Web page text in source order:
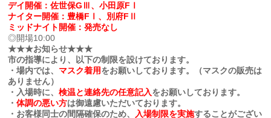
デイ開催：佐世保GⅢ、小田原FⅠ
ナイター開催：豊橋FⅠ、別府FⅡ
ミッドナイト開催：発売なし
◎開場10:00
★★★お知らせ★★★
市の指導により、以下の制限を設けております。
・場内では、 マスク着用をお願いしております。（マスクの販売は
ありません）
・入場時に、検温と連絡先の任意記入をお願いしております。
・体調の悪い方は御遠慮いただいております。
・お客様同士の間隔確保のため、
入場制限を実施することがござい